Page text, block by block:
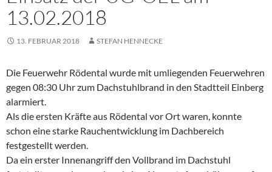
13.02.2018
13. FEBRUAR 2018 STEFAN HENNECKE
Die Feuerwehr Rödental wurde mit umliegenden Feuerwehren
gegen 08:30 Uhr zum Dachstuhlbrand in den Stadtteil Einberg
alarmiert.
Als die ersten Kräfte aus Rödental vor Ort waren, konnte
schon eine starke Rauchentwicklung im Dachbereich
festgestellt werden.
Da ein erster Innenangriff den Vollbrand im Dachstuhl